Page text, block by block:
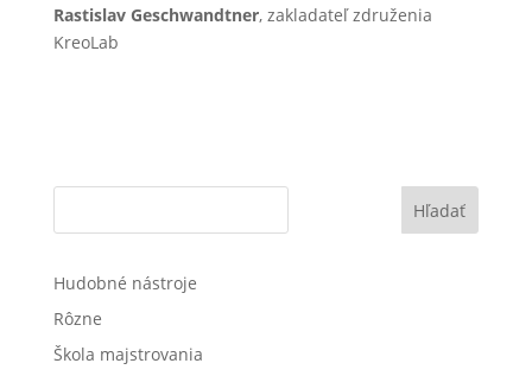
Rastislav Geschwandtner, zakladateľ združenia
KreoLab
Hľadať
Hudobné nástroje
Rôzne
Škola majstrovania